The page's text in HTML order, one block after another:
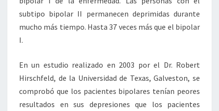
subtipo bipolar II permanecen deprimidas durante
mucho más tiempo. Hasta 37 veces más que el bipolar
I.
En un estudio realizado en 2003 por el Dr. Robert
Hirschfeld, de la Universidad de Texas, Galveston, se
comprobó que los pacientes bipolares tenían peores
resultados en sus depresiones que los pacientes